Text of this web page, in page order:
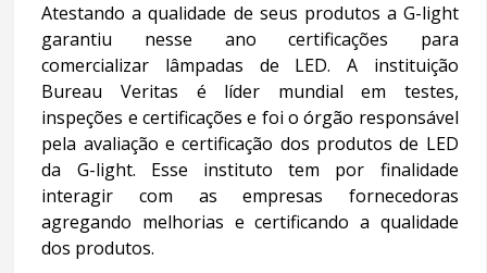
Atestando a qualidade de seus produtos a G-light
garantiu nesse ano certificações para
comercializar lâmpadas de LED. A instituição
Bureau Veritas é líder mundial em testes,
inspeções e certificações e foi o órgão responsável
pela avaliação e certificação dos produtos de LED
da G-light. Esse instituto tem por finalidade
interagir com as empresas fornecedoras
agregando melhorias e certificando a qualidade
dos produtos.